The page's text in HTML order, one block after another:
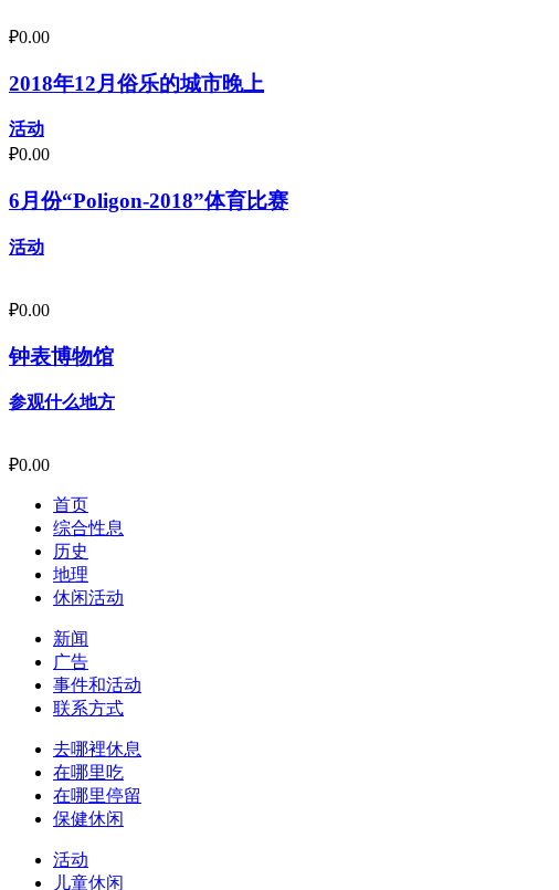
₽0.00
2018年12月俗乐的城市晚上
活动
₽0.00
6月份“Poligon-2018”体育比赛
活动
₽0.00
钟表博物馆
参观什么地方
₽0.00
首页
综合性息
历史
地理
休闲活动
新闻
广告
事件和活动
联系方式
去哪裡休息
在哪里吃
在哪里停留
保健休闲
活动
儿童休闲